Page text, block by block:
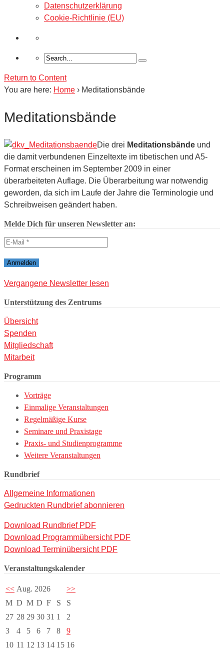
Datenschutzerklärung
Cookie-Richtlinie (EU)
Return to Content
You are here: Home › Meditationsbände
Meditationsbände
Die drei Meditationsbände und
die damit verbundenen Einzeltexte im tibetischen und A5-
Format erscheinen im September 2009 in einer
überarbeiteten Auflage. Die Überarbeitung war notwendig
geworden, da sich im Laufe der Jahre die Terminologie und
Schreibweisen geändert haben.
Melde Dich für unseren Newsletter an:
Vergangene Newsletter lesen
Unterstützung des Zentrums
Übersicht
Spenden
Mitgliedschaft
Mitarbeit
Programm
Vorträge
Einmalige Veranstaltungen
Regelmäßige Kurse
Seminare und Praxistage
Praxis- und Studienprogramme
Weitere Veranstaltungen
Rundbrief
Allgemeine Informationen
Gedruckten Rundbrief abonnieren
Download Rundbrief PDF
Download Programmübersicht PDF
Download Terminübersicht PDF
Veranstaltungskalender
<< Aug. 2026
>>
M D M D F S
S
27 28 29 30 31 1
2
3
4 5 6 7 8
9
10 11 12 13 14 15 16